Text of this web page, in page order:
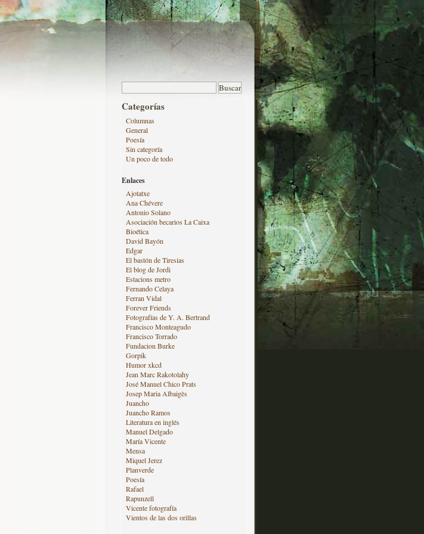
Categorías
Columnas
General
Poesía
Sin categoría
Un poco de todo
Enlaces
Ajotatxe
Ana Chévere
Antonio Solano
Asociación becarios La Caixa
Bioética
David Bayón
Edgar
El bastón de Tiresias
El blog de Jordi
Estacions metro
Fernando Celaya
Ferran Vidal
Forever Friends
Fotografías de Y. A. Bertrand
Francisco Monteagudo
Francisco Torrado
Fundacion Burke
Gorpik
Humor xkcd
Jean Marc Rakotolahy
José Manuel Chico Prats
Josep Maria Albaigès
Juancho
Juancho Ramos
Literatura en inglés
Manuel Delgado
María Vicente
Mensa
Miquel Jerez
Planverde
Poesía
Rafael
Rapunzell
Vicente fotografía
Vientos de las dos orillas